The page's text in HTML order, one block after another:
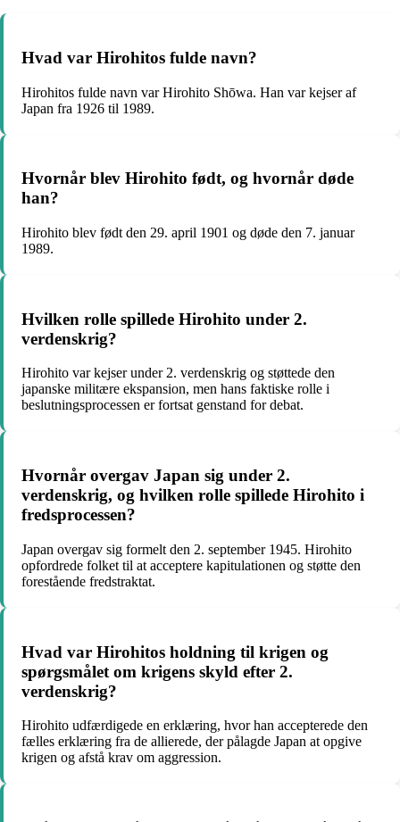
Hvad var Hirohitos fulde navn?
Hirohitos fulde navn var Hirohito Shōwa. Han var kejser af
Japan fra 1926 til 1989.
Hvornår blev Hirohito født, og hvornår døde
han?
Hirohito blev født den 29. april 1901 og døde den 7. januar
1989.
Hvilken rolle spillede Hirohito under 2.
verdenskrig?
Hirohito var kejser under 2. verdenskrig og støttede den
japanske militære ekspansion, men hans faktiske rolle i
beslutningsprocessen er fortsat genstand for debat.
Hvornår overgav Japan sig under 2.
verdenskrig, og hvilken rolle spillede Hirohito i
fredsprocessen?
Japan overgav sig formelt den 2. september 1945. Hirohito
opfordrede folket til at acceptere kapitulationen og støtte den
forestående fredstraktat.
Hvad var Hirohitos holdning til krigen og
spørgsmålet om krigens skyld efter 2.
verdenskrig?
Hirohito udfærdigede en erklæring, hvor han accepterede den
fælles erklæring fra de allierede, der pålagde Japan at opgive
krigen og afstå krav om aggression.